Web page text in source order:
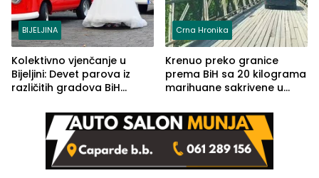
BIJELJINA
Kolektivno vjenčanje u
Bijeljini: Devet parova iz
različitih gradova BiH
Crna Hronika
Krenuo preko granice
prema BiH sa 20 kilograma
marihuane sakrivene u